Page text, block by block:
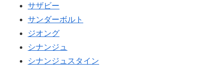
サザビー
サンダーボルト
ジオング
シナンジュ
シナンジュスタイン